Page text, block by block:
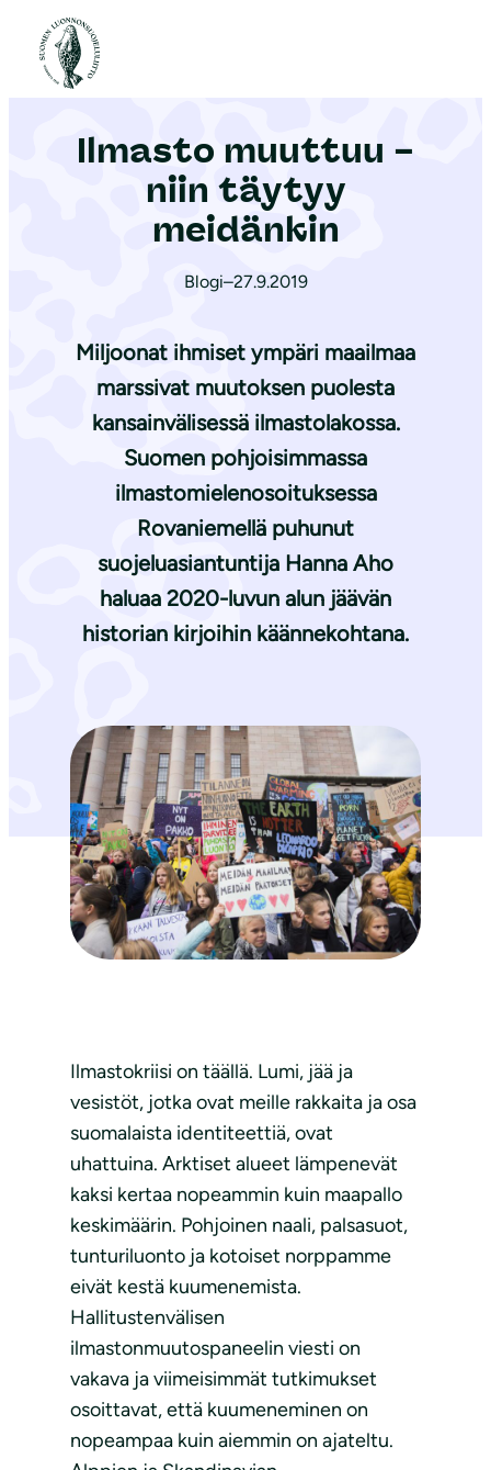
Etusivu
Ilmasto muuttuu –
niin täytyy
meidänkin
Blogi–27.9.2019
Miljoonat ihmiset ympäri maailmaa
marssivat muutoksen puolesta
kansainvälisessä ilmastolakossa.
Suomen pohjoisimmassa
ilmastomielenosoituksessa
Rovaniemellä puhunut
suojeluasiantuntija Hanna Aho
haluaa 2020-luvun alun jäävän
historian kirjoihin käännekohtana.
Ilmastokriisi on täällä. Lumi, jää ja
vesistöt, jotka ovat meille rakkaita ja osa
suomalaista identiteettiä, ovat
uhattuina. Arktiset alueet lämpenevät
kaksi kertaa nopeammin kuin maapallo
keskimäärin. Pohjoinen naali, palsasuot,
tunturiluonto ja kotoiset norppamme
eivät kestä kuumenemista.
Hallitustenvälisen
ilmastonmuutospaneelin viesti on
vakava ja viimeisimmät tutkimukset
osoittavat, että kuumeneminen on
nopeampaa kuin aiemmin on ajateltu.